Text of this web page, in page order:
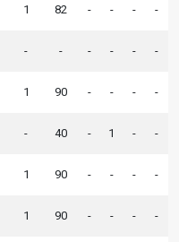
1 82 - - - -
- - - - - -
1 90 - - - -
- 40 - 1 - -
1 90 - - - -
1 90 - - - -